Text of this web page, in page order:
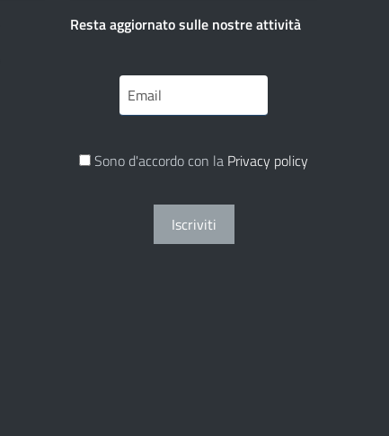
Resta aggiornato sulle nostre attività
Sono d'accordo con la Privacy policy
Iscriviti